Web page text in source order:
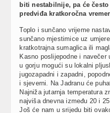
biti nestabilnije, pa će
predviđa kratkoročna
Toplo i sunčano vrijeme
sunčano mjestimice uz
kratkotrajna sumaglica ili
Kasno poslijepodne i navečer
u gorju mogući su lokalni
jugozapadni i zapadni,
i sjeverni. Na Jadranu će
Najniža jutarnja temperatura
najviša dnevna između 20 i 25
Još će nam u srijedu biti